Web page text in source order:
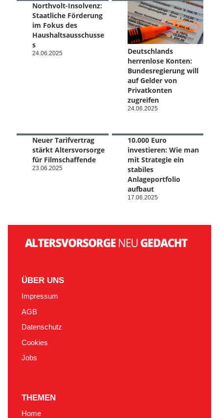
Northvolt-Insolvenz:
Staatliche Förderung
im Fokus des
Haushaltsausschusse
s
24.06.2025
Deutschlands
herrenlose Konten:
Bundesregierung will
auf Gelder von
Privatkonten
zugreifen
24.06.2025
Neuer Tarifvertrag
stärkt Altersvorsorge
für Filmschaffende
23.06.2025
10.000 Euro
investieren: Wie man
mit Strategie ein
stabiles
Anlageportfolio
aufbaut
17.06.2025
ÜBER UNS
Impressum
AGB
Datenschutz
Cookies
Jobs
THEMEN
Home